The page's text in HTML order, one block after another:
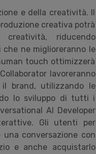
e della creatività. Il
creativa potrà
creatività, riducendo
ne miglioreranno le
touch ottimizzerà
lavoreranno
brand, utilizzando le
lo sviluppo di tutti i
AI Developer
Gli utenti per
conversazione con
e anche acquistarlo